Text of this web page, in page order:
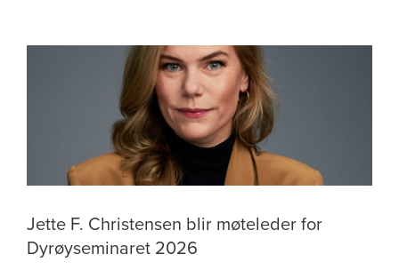
Nord
presentert
Tromsrådet
Jette F. Christensen blir møteleder for
Dyrøyseminaret 2026